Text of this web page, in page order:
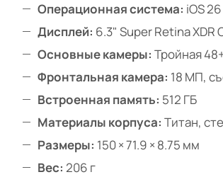
Операционная система: iOS 26
Дисплей: 6.3" Super Retina XDR
Основные камеры: Тройная
Фронтальная камера: 18 МП,
Встроенная память: 512 ГБ
Материалы корпуса: Титан,
Размеры: 150 × 71.9 × 8.75 мм
Вес: 206 г